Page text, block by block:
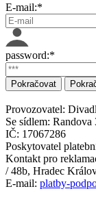
E-mail:*
password:*
Provozovatel:
Se sídlem: Randova
IČ: 17067286
Poskytovatel
Kontakt pro
/ 48b, Hradec
E-mail: platby-